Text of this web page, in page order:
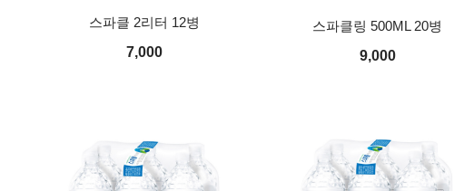
스파클 2리터 12병
7,000
스파클링 500ML 20병
9,000